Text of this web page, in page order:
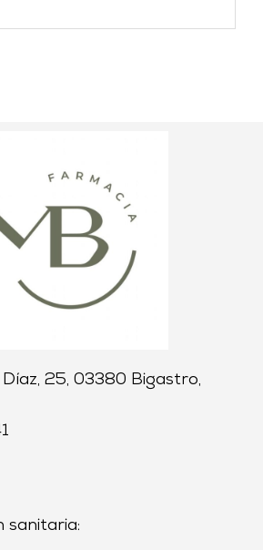
25, 03380 Bigastro,
sanitaria: